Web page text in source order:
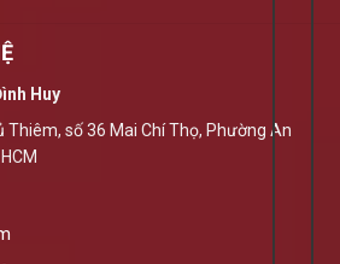
Huy
số 36 Mai Chí Thọ, Phường An